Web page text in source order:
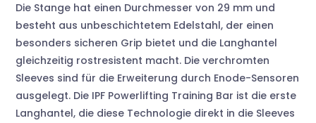
Die Stange hat einen Durchmesser von 29 mm und
besteht aus unbeschichtetem Edelstahl, der einen
besonders sicheren Grip bietet und die Langhantel
gleichzeitig rostresistent macht. Die verchromten
Sleeves sind für die Erweiterung durch Enode-Sensoren
ausgelegt. Die IPF Powerlifting Training Bar ist die erste
Langhantel, die diese Technologie direkt in die Sleeves